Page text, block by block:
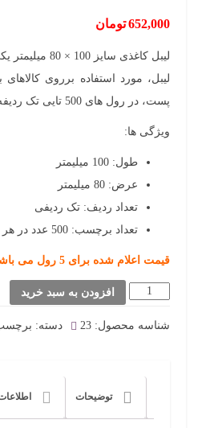
652,000تومان
لیبل کاغذی سایز
لیبل، مورد استفاده برروی
پست، در رول های 500 تایی تک ردیفه قابل سفارش میباشد.
ویژگی ها:
طول: 100 میلیمتر
عرض: 80 میلیمتر
تعداد ردیف: تک ردیفی
تعداد برچسب: 500 عدد در هر رول
قیمت اعلام شده برای 5 رول می باشد.
افزودن به سبد خرید
شناسه محصول: 23 دسته:
توضیحات